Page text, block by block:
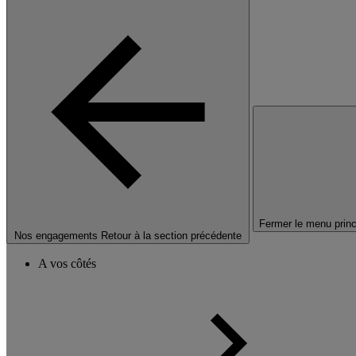
Nos engagements Retour à la section précédente
Fermer le menu
A vos côtés